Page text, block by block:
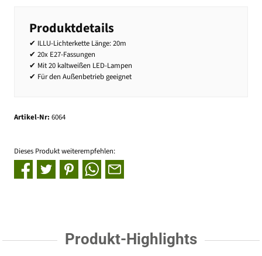
Produktdetails
✔ ILLU-Lichterkette Länge: 20m
✔ 20x E27-Fassungen
✔ Mit 20 kaltweißen LED-Lampen
✔ Für den Außenbetrieb geeignet
Artikel-Nr: 6064
Dieses Produkt weiterempfehlen:
Produkt-Highlights